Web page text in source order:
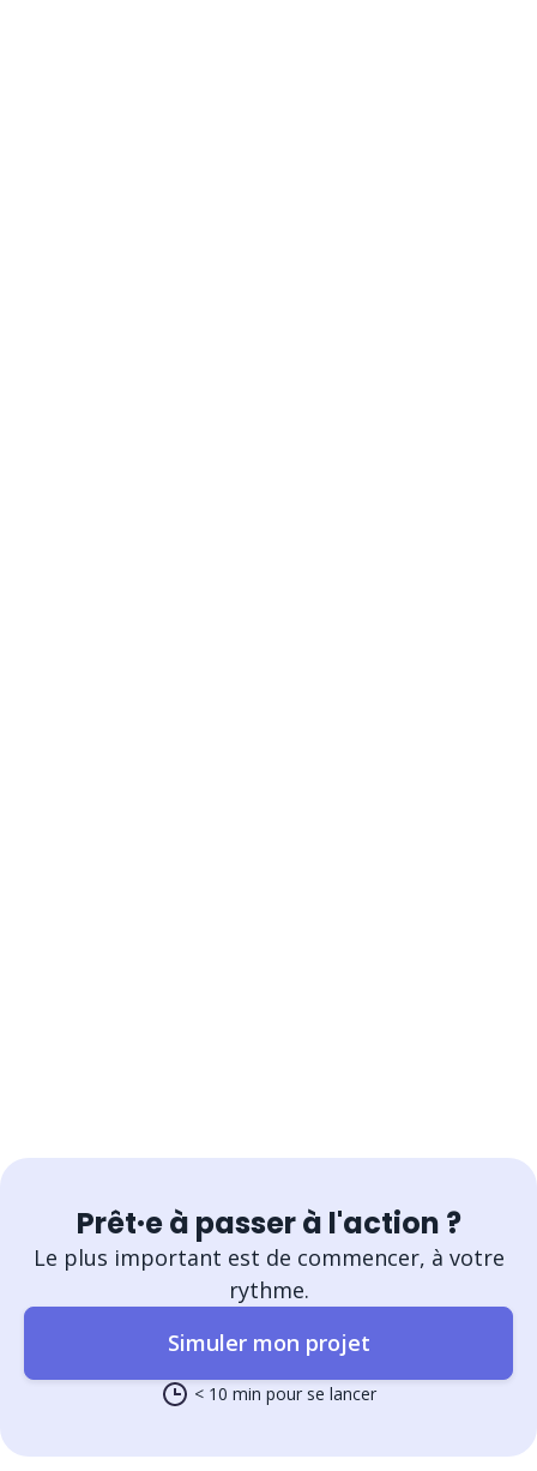
Prêt·e à passer à l'action ?
Le plus important est de commencer, à votre
rythme.
Simuler mon projet
< 10 min pour se lancer